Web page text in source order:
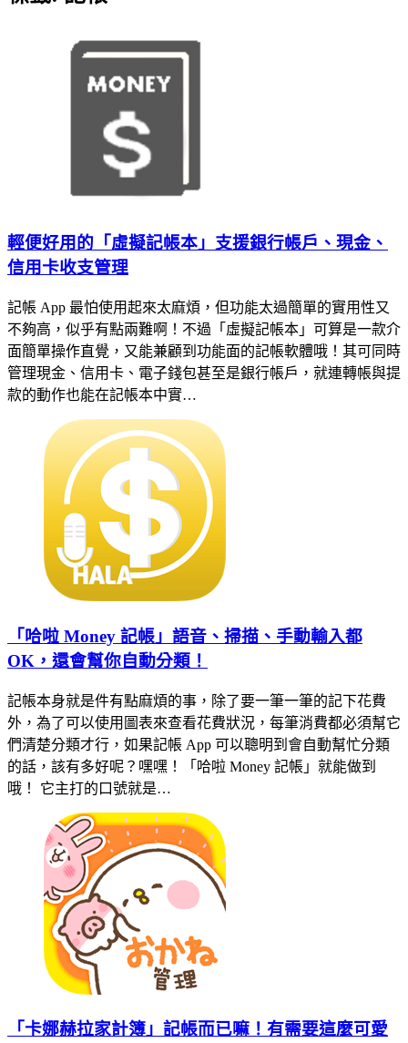
輕便好用的「虛擬記帳本」支援銀行帳戶、現金、
信用卡收支管理
記帳 App 最怕使用起來太麻煩，但功能太過簡單的實用性又
不夠高，似乎有點兩難啊！不過「虛擬記帳本」可算是一款介
面簡單操作直覺，又能兼顧到功能面的記帳軟體哦！其可同時
管理現金、信用卡、電子錢包甚至是銀行帳戶，就連轉帳與提
款的動作也能在記帳本中實…
「哈啦 Money 記帳」語音、掃描、手動輸入都
OK，還會幫你自動分類！
記帳本身就是件有點麻煩的事，除了要一筆一筆的記下花費
外，為了可以使用圖表來查看花費狀況，每筆消費都必須幫它
們清楚分類才行，如果記帳 App 可以聰明到會自動幫忙分類
的話，該有多好呢？嘿嘿！「哈啦 Money 記帳」就能做到
哦！ 它主打的口號就是…
「卡娜赫拉家計簿」記帳而已嘛！有需要這麼可愛